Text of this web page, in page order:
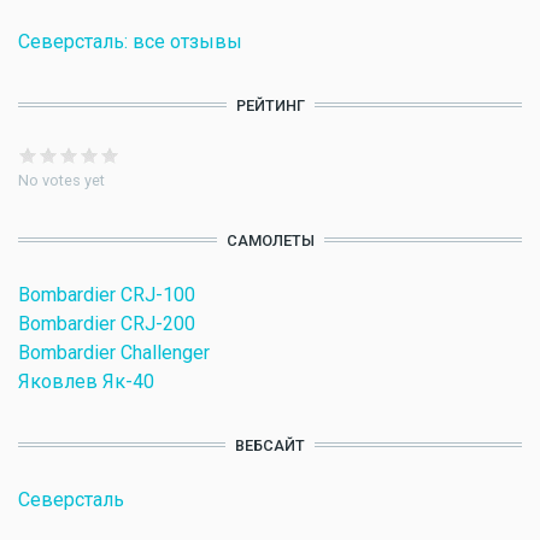
Северсталь: все отзывы
РЕЙТИНГ
No votes yet
САМОЛЕТЫ
Bombardier CRJ-100
Bombardier CRJ-200
Bombardier Challenger
Яковлев Як-40
ВЕБСАЙТ
Северсталь